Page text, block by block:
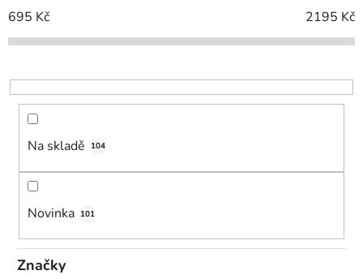
í
p
o
d
695 Kč 2195 Kč
Na skladě 104
Novinka 101
Značky